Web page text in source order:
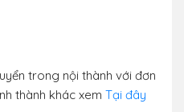
trong nội thành với đơn
thành khác xem Tại đây